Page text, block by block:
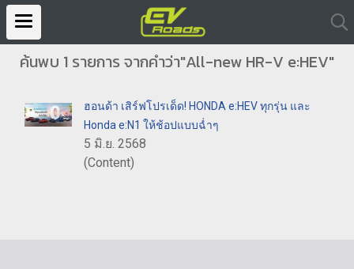
ค้นพบ 1 รายการ จากคำว่า"All-new HR-V e:HEV"
ฮอนด้า เสิร์ฟโปรเด็ด! HONDA e:HEV ทุกรุ่น และ
Honda e:N1 ให้ช้อปแบบฉ่ำๆ
5 มิ.ย. 2568
(Content)